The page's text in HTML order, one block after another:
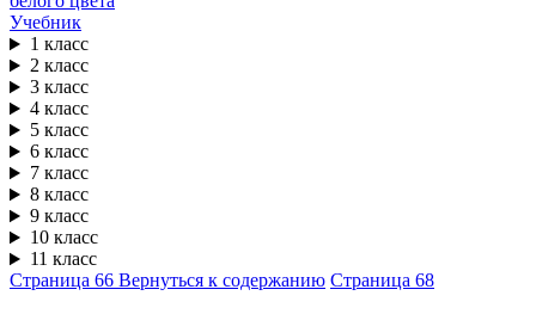
Учебник
1 класс
2 класс
3 класс
4 класс
5 класс
6 класс
7 класс
8 класс
9 класс
10 класс
11 класс
Страница 66 Вернуться к содержанию Страница 68